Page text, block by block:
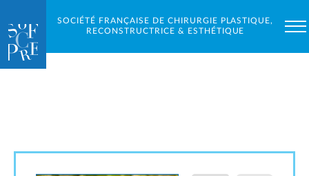
SOCIÉTÉ FRANÇAISE DE CHIRURGIE PLASTIQUE,
RECONSTRUCTRICE & ESTHÉTIQUE